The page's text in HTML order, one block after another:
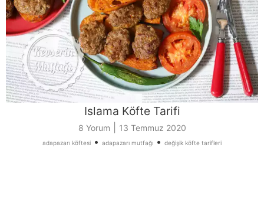
Islama Köfte Tarifi
8 Yorum 13 Temmuz 2020
adapazarı köftesi • adapazarı mutfağı • değişik köfte tarifleri